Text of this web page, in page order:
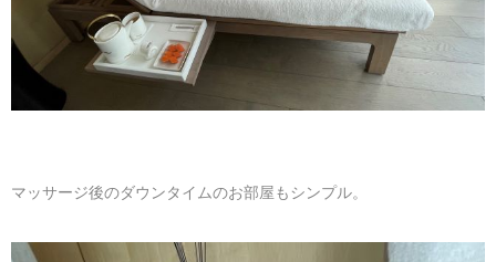
マッサージ後のダウンタイムのお部屋もシンプル。